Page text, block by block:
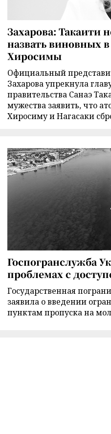
Захарова: Такаити
назвать виновных
Хиросимы
Официальный
Захарова упрекнула
правительства Санаэ
мужества заявить, что
Хиросиму и Нагасаки
Госпогранслужба
проблемах с
Государственная
заявила о введении
пунктам пропуска на